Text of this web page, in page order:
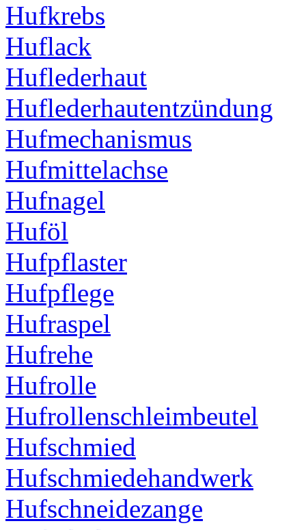
Hufkrebs
Huflack
Huflederhaut
Huflederhautentzündung
Hufmechanismus
Hufmittelachse
Hufnagel
Huföl
Hufpflaster
Hufpflege
Hufraspel
Hufrehe
Hufrolle
Hufrollenschleimbeutel
Hufschmied
Hufschmiedehandwerk
Hufschneidezange